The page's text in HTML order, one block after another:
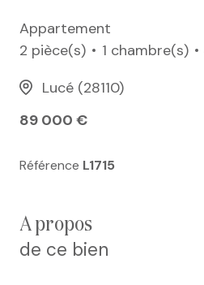
Appartement
2 pièce(s)
1 chambre(s)
Lucé (28110)
89 000 €
Référence L1715
a propos
de ce bien